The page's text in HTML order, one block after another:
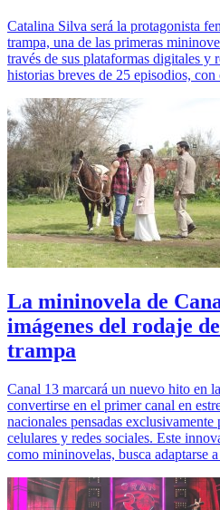
Catalina Silva será la protagonista
trampa, una de las primeras
través de sus plataformas digitales y
historias breves de 25 episodios, con
La mininovela de
imágenes del rodaje
trampa
Canal 13 marcará un nuevo hito en
convertirse en el primer canal en
nacionales pensadas
celulares y redes sociales. Este
como mininovelas, busca adaptarse